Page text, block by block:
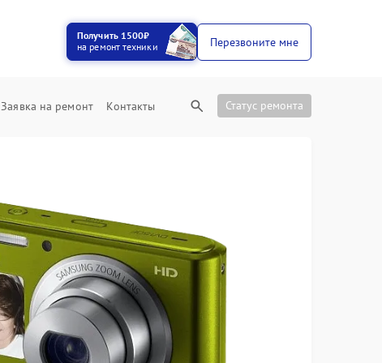
Получить 1500₽
на ремонт техники
Перезвоните мне
Заявка на ремонт Контакты Статус ремонта